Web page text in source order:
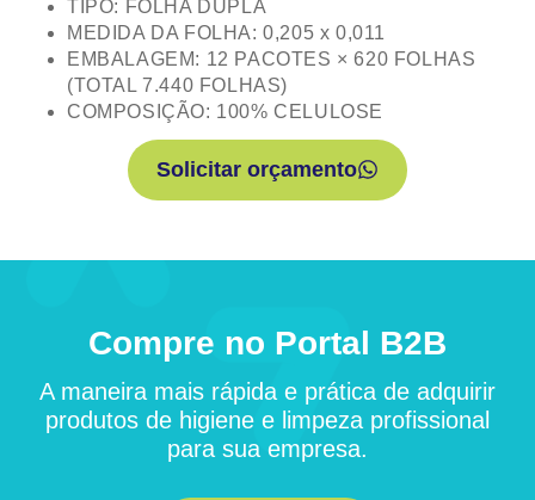
TIPO: FOLHA DUPLA
MEDIDA DA FOLHA: 0,205 x 0,011
EMBALAGEM: 12 PACOTES × 620 FOLHAS
(TOTAL 7.440 FOLHAS)
COMPOSIÇÃO: 100% CELULOSE
Solicitar orçamento
Compre no Portal B2B
A maneira mais rápida e prática de adquirir
produtos de higiene e limpeza profissional
para sua empresa.